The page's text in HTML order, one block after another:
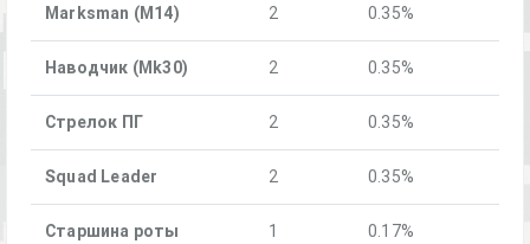
Marksman (M14) 2 0.35%
Наводчик (Mk30) 2 0.35%
Стрелок ПГ 2 0.35%
Squad Leader 2 0.35%
Старшина роты 1 0.17%